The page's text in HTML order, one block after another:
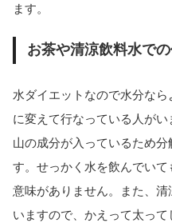
ます。
お茶や清涼飲料水での
水ダイエットなので水分な
に変えて行なっている人が
山の成分が入っているため
す。せっかく水を飲んでい
意味がありません。また、
いますので、かえって太って